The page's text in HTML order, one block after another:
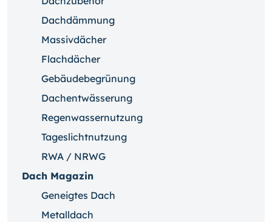
Dachdämmung
Massivdächer
Flachdächer
Gebäudebegrünung
Dachentwässerung
Regenwassernutzung
Tageslichtnutzung
RWA / NRWG
Dach Magazin
Geneigtes Dach
Metalldach